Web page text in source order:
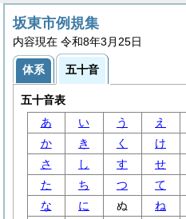
坂東市例規集
内容現在 令和8年3月25日
体系 五十音
五十音表
あ
い う え
か
き く け
さ
し す せ
た
ち つ て
な
に ぬ ね